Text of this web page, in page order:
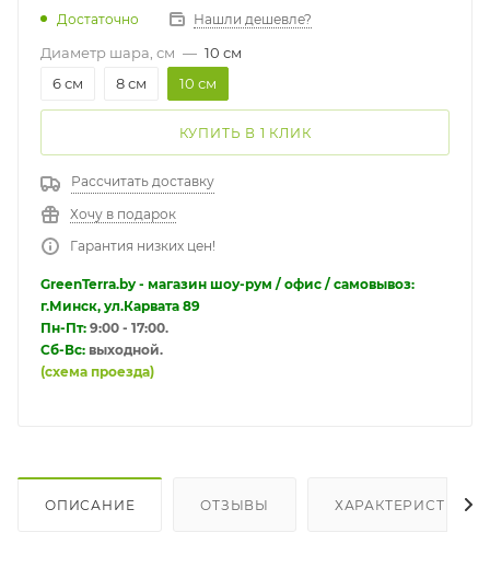
Достаточно Нашли дешевле?
Диаметр шара, см — 10 см
6 см
8 см 10 см
КУПИТЬ В 1 КЛИК
Рассчитать доставку
Хочу в подарок
Гарантия низких цен!
GreenTerra.by - магазин шоу-рум / офис / самовывоз:
г.Минск, ул.Карвата 89
Пн-Пт: 9:00 - 17:00.
Сб-Вс: выходной.
(схема проезда)
ОПИСАНИЕ ОТЗЫВЫ ХАРАКТЕРИСТИКИ